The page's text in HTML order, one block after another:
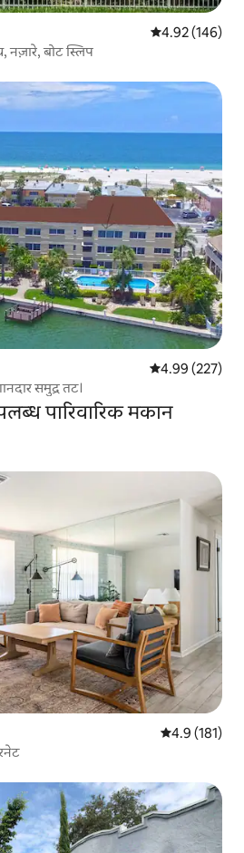
औसत रेटिंग 5 में से
4.92 (146)
नज़ारे, बोट स्लिप
औसत रेटिंग 5 में से
4.99 (227)
समुद्र तट।
पारिवारिक मकान
औसत रेटिंग 5 में
4.9 (181)